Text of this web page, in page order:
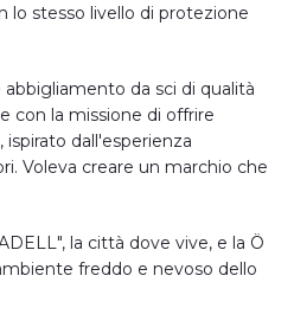
lo stesso livello di protezione
da sci di qualità
con la missione di offrire
dall'esperienza
Voleva creare un marchio che
la città dove vive, e la Ö
freddo e nevoso dello